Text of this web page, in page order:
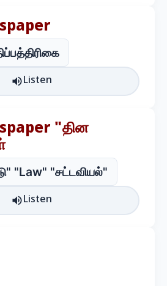
Listen
"தின
"Law" "சட்டவியல்"
Listen